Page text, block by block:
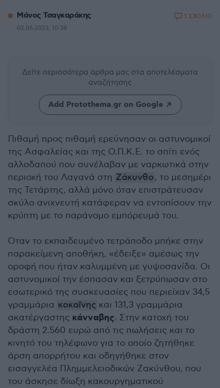
Μάνος Τσαγκαράκης
02.06.2023, 10:38
1 ΣΧΟΛΙΟ
Δείτε περισσότερα άρθρα μας στα αποτελέσματα
αναζήτησης
Add Protothema.gr on Google
Πιθαμή προς πιθαμή ερεύνησαν οι αστυνομικοί
της Ασφαλείας και της Ο.Π.Κ.Ε. το σπίτι ενός
αλλοδαπού που συνέλαβαν με ναρκωτικά στην
περιοχή του Λαγανά στη Ζάκυνθο, το μεσημέρι
της Τετάρτης, αλλά μόνο όταν επιστράτευσαν
σκύλο ανιχνευτή κατάφεραν να εντοπίσουν την
κρύπτη με το παράνομο εμπόρευμά του.
Όταν το εκπαιδευμένο τετράποδο μπήκε στην
παρακείμενη αποθήκη, «έδειξε» αμέσως την
οροφή που ήταν καλυμμένη με γυψοσανίδα. Οι
αστυνομικοί την έσπασαν και ξετρύπωσαν στο
εσωτερικό της συσκευασίες που περιείχαν 34,5
γραμμάρια κοκαΐνης και 131,3 γραμμάρια
ακατέργαστης κάνναβης. Στην κατοχή του
δράστη 2.560 ευρώ από τις πωλήσεις και το
κινητό του τηλέφωνο για το οποίο ζητήθηκε
άρση απορρήτου και οδηγήθηκε στον
εισαγγελέα Πλημμελειοδικών Ζακύνθου, που
του άσκησε δίωξη κακουργηματικού